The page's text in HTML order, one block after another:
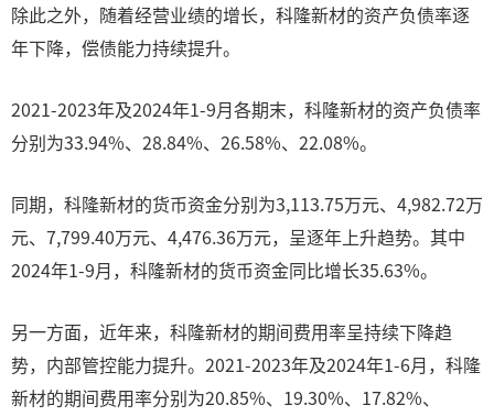
除此之外，随着经营业绩的增长，科隆新材的资产负债率逐
年下降，偿债能力持续提升。
2021-2023年及2024年1-9月各期末，科隆新材的资产负债率
分别为33.94%、28.84%、26.58%、22.08%。
同期，科隆新材的货币资金分别为3,113.75万元、4,982.72万
元、7,799.40万元、4,476.36万元，呈逐年上升趋势。其中
2024年1-9月，科隆新材的货币资金同比增长35.63%。
另一方面，近年来，科隆新材的期间费用率呈持续下降趋
势，内部管控能力提升。2021-2023年及2024年1-6月，科隆
新材的期间费用率分别为20.85%、19.30%、17.82%、